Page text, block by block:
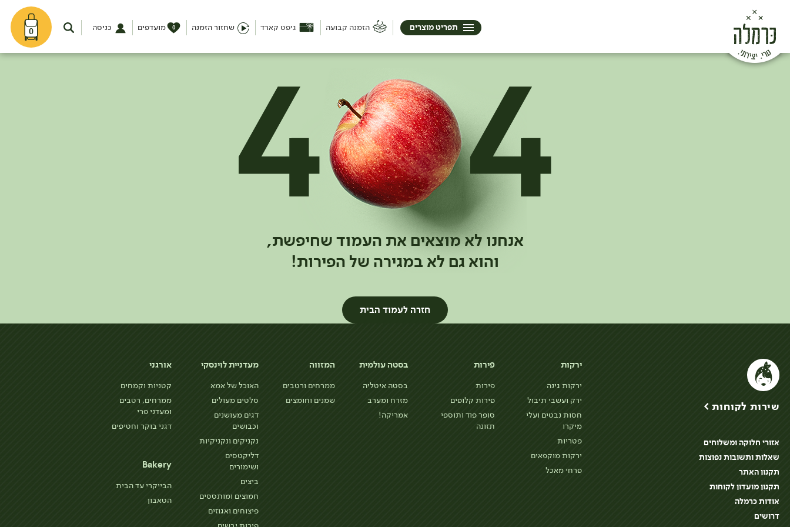
0 הזמנה קבועה גיפט קארד שחזור הזמנה מועדפים 0 כניסה תפריט מוצרים
אנחנו לא מוצאים את העמוד שחיפשת,
והוא גם לא במגירה של הפירות!
חזרה לעמוד הבית
ירקות
ירקות גינה
ירק ועשבי תיבול
חסות נבטים ועלי
מיקרו
פטריות
ירקות מוקפאים
פרחי מאכל
פירות
פירות
פירות קלופים
סופר פוד ותוספי
תזונה
בסטה עולמית
בסטה איטליה
מזרח ומערב
אמריקה!
המזווה
ממרחים ורטבים
שמנים וחומצים
מעדניית לוינסקי
האוכל של אמא
סלטים מעולים
דגים מעושנים
וכבושים
נקניקים ונקניקיות
דליקטסים
ושימורים
ביצים
חמוצים ומותססים
פיצוחים ואגוזים
אורגני
קטניות וקמחים
ממרחים, רטבים
ומעדני פרי
דגני בוקר וחטיפים
Bakery
הבייקרי עד הבית
הטאבון
שירות לקוחות >
אזורי חלוקה ומשלוחים
שאלות ותשובות נפוצות
תקנון האתר
תקנון מועדון לקוחות
אודות כרמלה
דרושים